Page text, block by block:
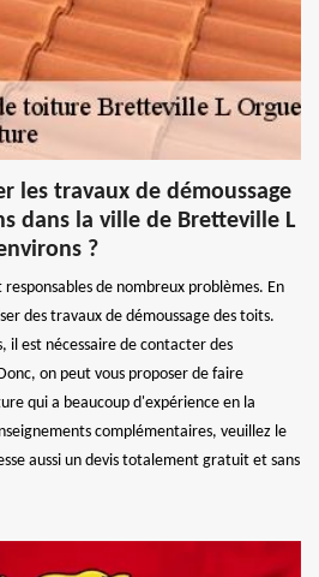
les travaux de démoussage
dans la ville de Bretteville L
?
responsables de nombreux problèmes. En
des travaux de démoussage des toits.
il est nécessaire de contacter des
on peut vous proposer de faire
qui a beaucoup d'expérience en la
complémentaires, veuillez le
aussi un devis totalement gratuit et sans